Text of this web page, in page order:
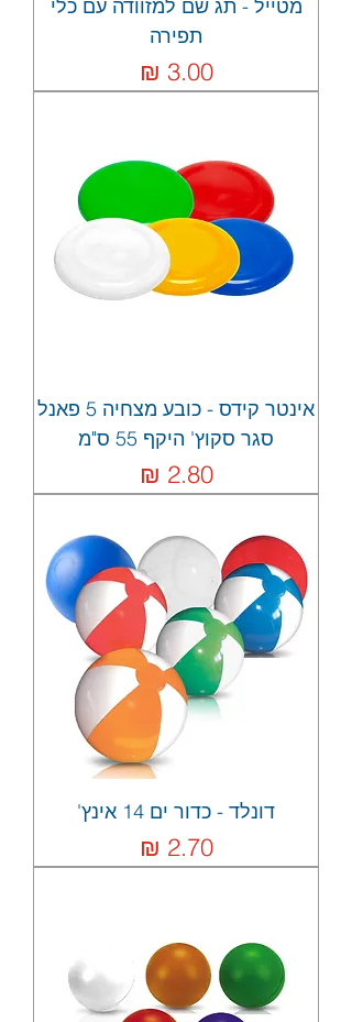
מטייל - תג שם למזוודה עם כלי
תפירה
מחיר‏3.00 ‏₪
אינטר קידס - כובע מצחיה 5 פאנל
סגר סקוץ' היקף 55 ס"מ
מחיר‏2.80 ‏₪
דונלד - כדור ים 14 אינץ'
מחיר‏2.70 ‏₪